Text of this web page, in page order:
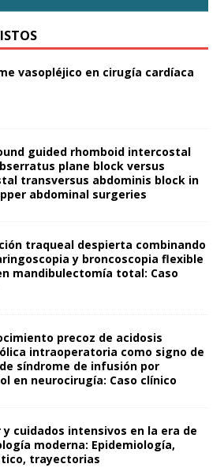
vasopléjico en cirugía cardíaca
guided rhomboid intercostal
plane block versus
transversus abdominis block in
abdominal surgeries
traqueal despierta combinando
y broncoscopia flexible
mandibulectomía total: Caso
precoz de acidosis
intraoperatoria como signo de
síndrome de infusión por
en neurocirugía: Caso clínico
y cuidados intensivos en la era de
moderna: Epidemiología,
trayectorias